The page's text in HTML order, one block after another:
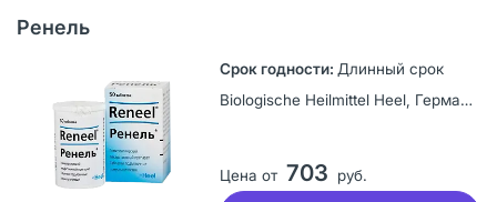
Ренель
Длинный срок
Biologische Heilmittel Heel, Германия
Цена от 703 руб.